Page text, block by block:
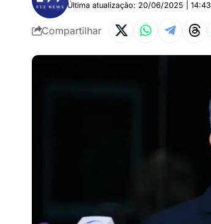
Última atualização: 20/06/2025 | 14:43
Compartilhar